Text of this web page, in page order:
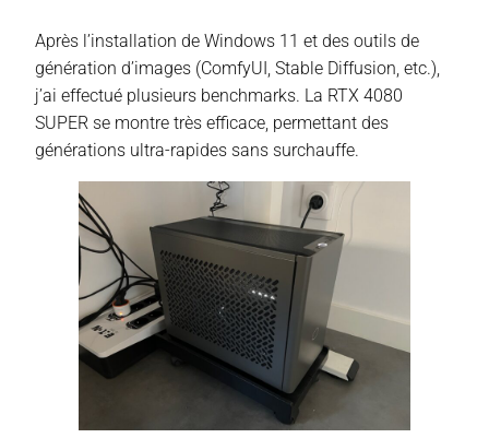
Après l’installation de Windows 11 et des outils de
génération d’images (ComfyUI, Stable Diffusion, etc.),
j’ai effectué plusieurs benchmarks. La RTX 4080
SUPER se montre très efficace, permettant des
générations ultra-rapides sans surchauffe.